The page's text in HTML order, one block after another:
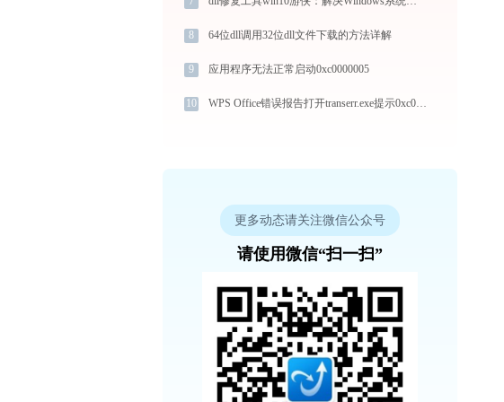
8 64位dll调用32位dll文件下载的方法详解
9 应用程序无法正常启动0xc0000005
10 WPS Office错误报告打开transerr.exe提示0xc000000d错误码怎么办
更多动态请关注微信公众号
请使用微信“扫一扫”